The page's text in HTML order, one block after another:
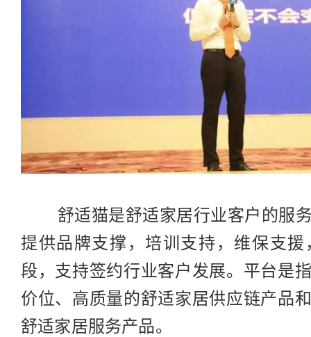
舒适猫是舒适家居行业客户的服务
提供品牌支撑，培训支持，维保支
段，支持签约行业客户发展。平台是
价位、高质量的舒适家居供应链产品
舒适家居服务产品。